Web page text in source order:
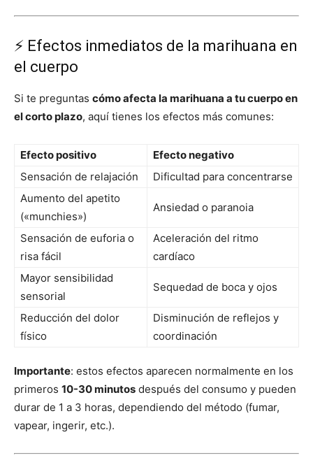
⚡ Efectos inmediatos de la marihuana en
el cuerpo
Si te preguntas cómo afecta la marihuana a tu cuerpo en
el corto plazo, aquí tienes los efectos más comunes:
Efecto positivo
Efecto negativo
Sensación de relajación
Dificultad para concentrarse
Aumento del apetito
(«munchies»)
Ansiedad o paranoia
Sensación de euforia o
risa fácil
Aceleración del ritmo
cardíaco
Mayor sensibilidad
sensorial
Sequedad de boca y ojos
Reducción del dolor
físico
Disminución de reflejos y
coordinación
Importante: estos efectos aparecen normalmente en los
primeros 10-30 minutos después del consumo y pueden
durar de 1 a 3 horas, dependiendo del método (fumar,
vapear, ingerir, etc.).